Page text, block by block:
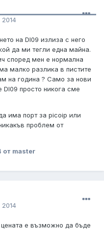
на DI09 излиза с него
да ми тегли една майна.
според мен е нормална
малко разлика в пистите
на година ? Само за нови
DI09 просто никога сме
има порт за picoip или
проблем от
от master
е възможно да бъде